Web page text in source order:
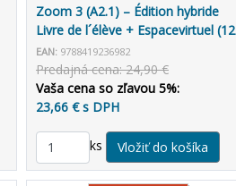
Zoom 3 (A2.1) – Édition hybride
Livre de l´élève + Espacevirtuel (12
mois)
EAN: 9788419236982
Predajná cena: 24,90 €
Vaša cena so zľavou 5%:
23,66 € s DPH
ks